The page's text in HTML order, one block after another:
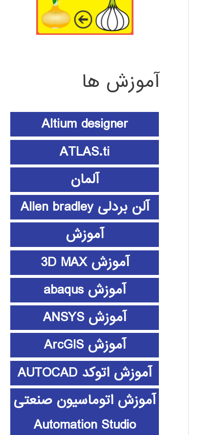
آموزش ها
Altium designer
ATLAS.ti
آلمان
آلن بردلی Allen bradley
آموزش
آموزش 3D MAX
آموزش abaqus
آموزش ANSYS
آموزش ArcGIS
آموزش اتوکد AUTOCAD
آموزش اتوماسیون صنعتی
Automation Studio